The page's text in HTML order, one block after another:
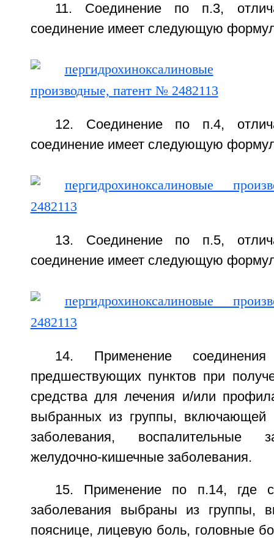
11. Соединение по п.3,
соединение имеет следующую
12. Соединение по п.4,
соединение имеет следующую
13. Соединение по п.5,
соединение имеет следующую
14. Применение
предшествующих пунктов при
средства для лечения и/или
выбранных из группы, включающей
заболевания, воспалительные
желудочно-кишечные заболевания.
15. Применение по п.14, где
заболевания выбраны из группы,
пояснице, лицевую боль, головные